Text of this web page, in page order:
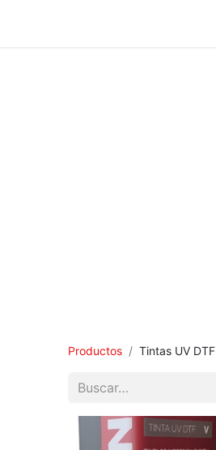
Productos Tintas UV DTF